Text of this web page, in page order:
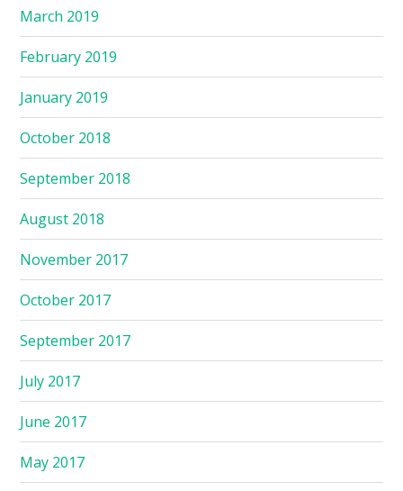
March 2019
February 2019
January 2019
October 2018
September 2018
August 2018
November 2017
October 2017
September 2017
July 2017
June 2017
May 2017